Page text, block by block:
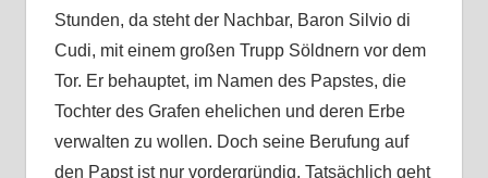
Stunden, da steht der Nachbar, Baron Silvio di
Cudi, mit einem großen Trupp Söldnern vor dem
Tor. Er behauptet, im Namen des Papstes, die
Tochter des Grafen ehelichen und deren Erbe
verwalten zu wollen. Doch seine Berufung auf
den Papst ist nur vordergründig. Tatsächlich geht